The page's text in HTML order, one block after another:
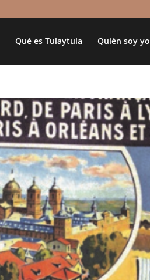
Qué es Tulaytula Quién soy yo